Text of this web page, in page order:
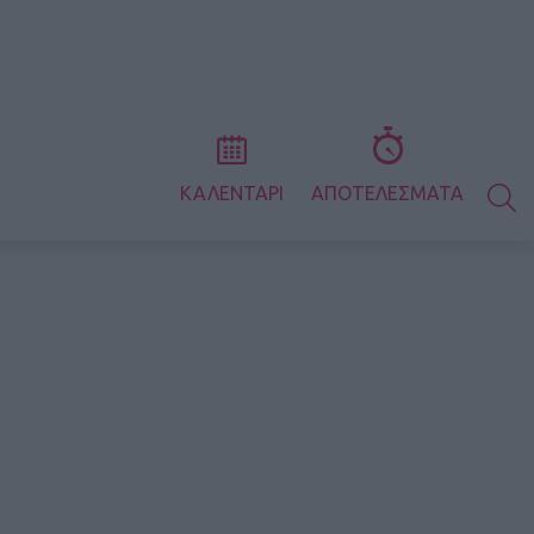
ΚΑΛΕΝΤΑΡΙ ΑΠΟΤΕΛΕΣΜΑΤΑ